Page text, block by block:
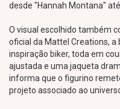
desde "Hannah Montana"
O visual escolhido também
oficial da Mattel Creations,
inspiração biker, toda em
ajustada e uma jaqueta
informa que o figurino
projeto associado ao